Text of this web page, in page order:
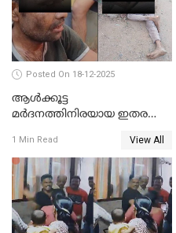
Posted On 18-12-2025
ആൾക്കൂട്ട
മർദനത്തിനിരയായ ഇതര
നടുക്കുന്ന സംഭവം
വാളയാറിൽ
1 Min Read View All